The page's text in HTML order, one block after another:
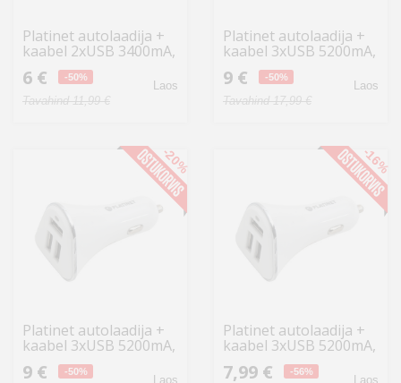
Platinet autolaadija +
kaabel 2xUSB 3400mA,
must (43719)
6 € -50%
Tavahind 11,99 €
Laos
Platinet autolaadija +
kaabel 3xUSB 5200mA,
must (43721)
9 € -50%
Tavahind 17,99 €
Laos
Platinet autolaadija +
kaabel 3xUSB 5200mA,
valge (43722)
9 € -50%
Laos
-20%
Platinet autolaadija +
kaabel 3xUSB 5200mA,
valge (43722) (avatud
pakend)
7,99 € -56%
Laos
-16%